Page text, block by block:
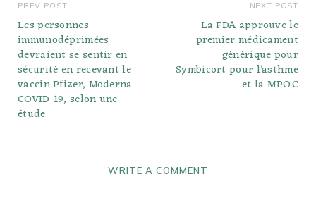
PREV POST
Les personnes
immunodéprimées
devraient se sentir en
sécurité en recevant le
vaccin Pfizer, Moderna
COVID-19, selon une
étude
NEXT POST
La FDA approuve le
premier médicament
générique pour
Symbicort pour l’asthme
et la MPOC
WRITE A COMMENT